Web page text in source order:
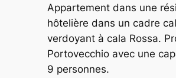
Appartement dans une
hôtelière dans un cadre
verdoyant à cala Rossa.
Portovecchio avec une
9 personnes.